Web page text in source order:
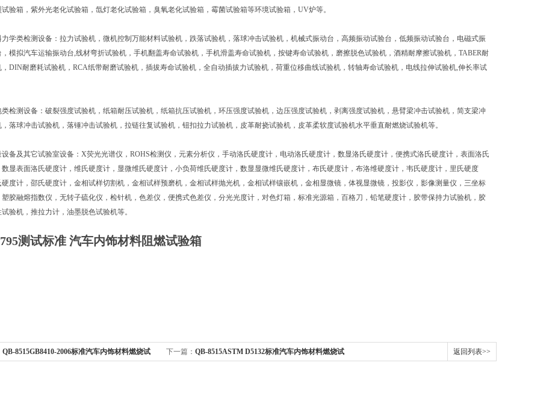
验箱，紫外光老化试验箱，氙灯老化试验箱，臭氧老化试验箱，霉菌试验箱等环境试验箱，UV炉等。
力学类检测设备：拉力试验机，微机控制万能材料试验机，跌落试验机，落球冲击试验机，机械式振动台，高频振动试验台，低频振动试验台，电磁式振
模拟汽车运输振动台,线材弯折试验机，手机翻盖寿命试验机，手机滑盖寿命试验机，按键寿命试验机，磨擦脱色试验机，酒精耐摩擦试验机，TABER耐
，DIN耐磨耗试验机，RCA纸带耐磨试验机，插拔寿命试验机，全自动插拔力试验机，荷重位移曲线试验机，转轴寿命试验机，电线拉伸试验机,伸长率试
类检测设备：破裂强度试验机，纸箱耐压试验机，纸箱抗压试验机，环压强度试验机，边压强度试验机，剥离强度试验机，悬臂梁冲击试验机，简支梁冲
落球冲击试验机，落锤冲击试验机，拉链往复试验机，钮扣拉力试验机，皮革耐挠试验机，皮革柔软度试验机水平垂直耐燃烧试验机等。
设备及其它试验室设备：X荧光光谱仪，ROHS检测仪，元素分析仪，手动洛氏硬度计，电动洛氏硬度计，数显洛氏硬度计，便携式洛氏硬度计，表面洛氏
数显表面洛氏硬度计，维氏硬度计，显微维氏硬度计，小负荷维氏硬度计，数显显微维氏硬度计，布氏硬度计，布洛维硬度计，韦氏硬度计，里氏硬度
硬度计，邵氏硬度计，金相试样切割机，金相试样预磨机，金相试样抛光机，金相试样镶嵌机，金相显微镜，体视显微镜，投影仪，影像测量仪，三坐标
塑胶融熔指数仪，无转子硫化仪，检针机，色差仪，便携式色差仪，分光光度计，对色灯箱，标准光源箱，百格刀，铅笔硬度计，胶带保持力试验机，胶
验机，推拉力计，油墨脱色试验机等。
测试标准 汽车内饰材料阻燃试验箱
QB-8515GB8410-2006标准汽车内饰材料燃烧试 下一篇： QB-8515ASTM D5132标准汽车内饰材料燃烧试 返回列表>>